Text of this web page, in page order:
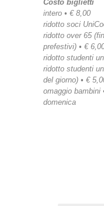
Costo biglietti
intero • € 8,00
ridotto soci
ridotto over 65
prefestivi) • €
ridotto studenti
ridotto studenti
del giorno) • €
omaggio bambini
domenica